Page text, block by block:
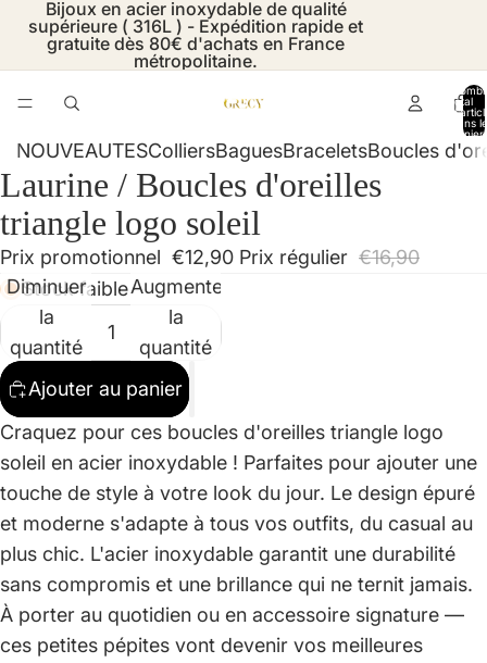
Bijoux en acier inoxydable de qualité
supérieure ( 316L ) - Expédition rapide et
gratuite dès 80€ d'achats en France
métropolitaine.
total
dans le
NOUVEAUTESColliersBaguesBraceletsBoucles
Ouvrir
l’image
en
plein
écran
Ouvrir
l’image
en
plein
écran
Ouvrir
l’image
en
plein
écran
Laurine / Boucles d'oreilles
triangle logo soleil
Prix promotionnel €12,90 Prix régulier €16,90
Stock faible
Diminuer
la
quantité
Augmenter
la
quantité
Ajouter au panier
Craquez pour ces boucles d'oreilles triangle logo
soleil en acier inoxydable ! Parfaites pour ajouter une
touche de style à votre look du jour. Le design épuré
et moderne s'adapte à tous vos outfits, du casual au
plus chic. L'acier inoxydable garantit une durabilité
sans compromis et une brillance qui ne ternit jamais.
À porter au quotidien ou en accessoire signature —
ces petites pépites vont devenir vos meilleures